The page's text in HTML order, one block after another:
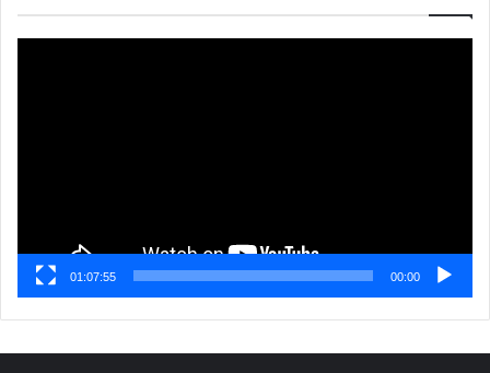
00:00
01:07:55